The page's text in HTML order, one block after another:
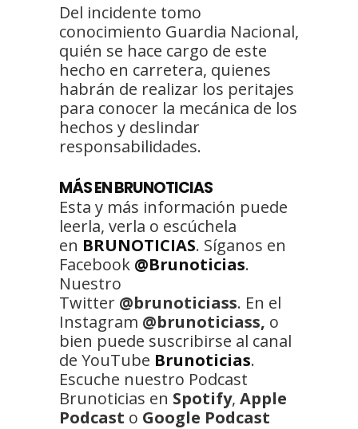
Del incidente tomo
conocimiento Guardia Nacional,
quién se hace cargo de este
hecho en carretera, quienes
habrán de realizar los peritajes
para conocer la mecánica de los
hechos y deslindar
responsabilidades.
MÁS EN BRUNOTICIAS
Esta y más información puede
leerla, verla o escúchela
en BRUNOTICIAS. Síganos en
Facebook @Brunoticias.
Nuestro
Twitter @brunoticiass. En el
Instagram @brunoticiass, o
bien puede suscribirse al canal
de YouTube Brunoticias.
Escuche nuestro Podcast
Brunoticias en Spotify, Apple
Podcast o Google Podcast